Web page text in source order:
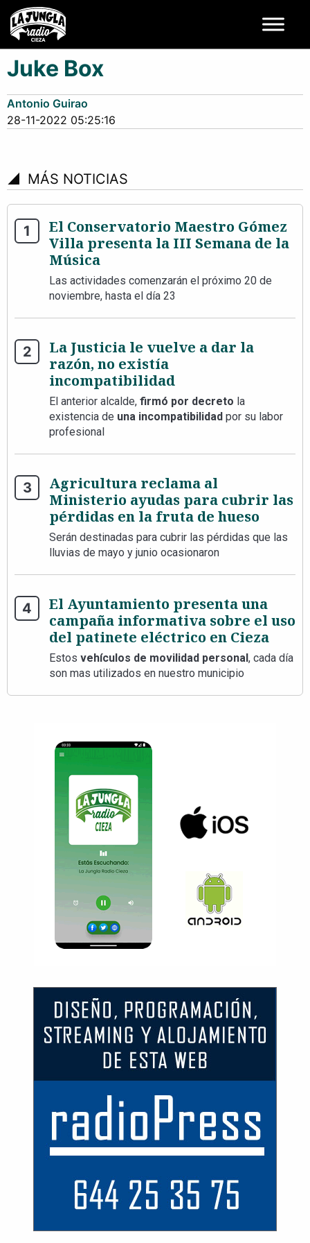
Juke Box
Antonio Guirao
28-11-2022 05:25:16
signal_cellular_4_bar MÁS NOTICIAS
El Conservatorio Maestro Gómez
Villa presenta la III Semana de la
Música
Las actividades comenzarán el próximo 20 de
noviembre, hasta el día 23
La Justicia le vuelve a dar la
razón, no existía
incompatibilidad
El anterior alcalde, firmó por decreto la
existencia de una incompatibilidad por su labor
profesional
Agricultura reclama al
Ministerio ayudas para cubrir las
pérdidas en la fruta de hueso
Serán destinadas para cubrir las pérdidas que las
lluvias de mayo y junio ocasionaron
El Ayuntamiento presenta una
campaña informativa sobre el uso
del patinete eléctrico en Cieza
Estos vehículos de movilidad personal, cada día
son mas utilizados en nuestro municipio